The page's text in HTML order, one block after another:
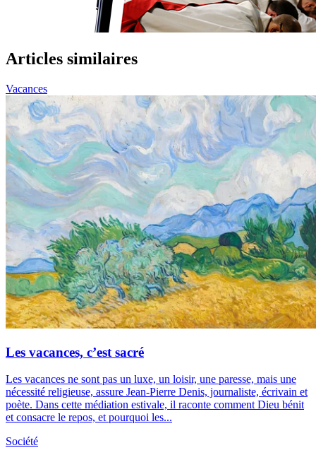
Articles similaires
Vacances
Les vacances, c’est sacré
Les vacances ne sont pas un luxe, un loisir, une paresse, mais une
nécessité religieuse, assure Jean-Pierre Denis, journaliste, écrivain et
poète. Dans cette médiation estivale, il raconte comment Dieu bénit
et consacre le repos, et pourquoi les...
Société